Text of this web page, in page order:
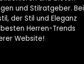
und Stilratgeber. Bei
der Stil und Eleganz
Herren-Trends
Website!